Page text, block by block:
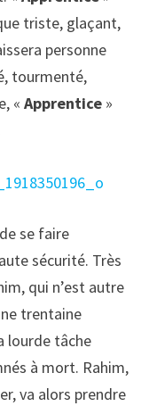
triste, glaçant,
personne
tourmenté,
« Apprentice»
se faire
sécurité. Très
qui n’est autre
trentaine
lourde tâche
à mort. Rahim,
va alors prendre